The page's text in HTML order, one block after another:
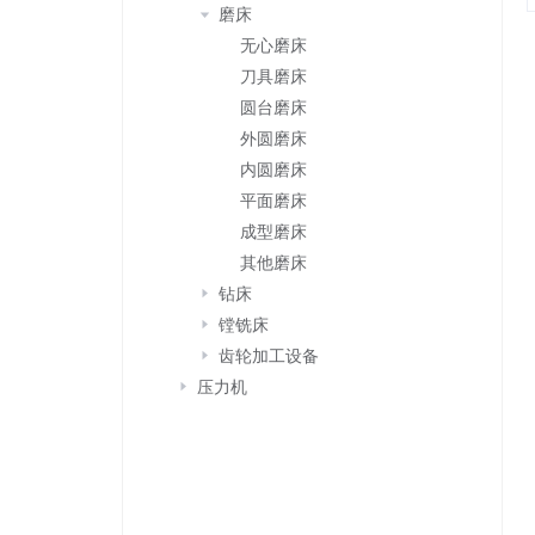
磨床
无心磨床
刀具磨床
圆台磨床
外圆磨床
内圆磨床
平面磨床
成型磨床
其他磨床
钻床
镗铣床
齿轮加工设备
压力机